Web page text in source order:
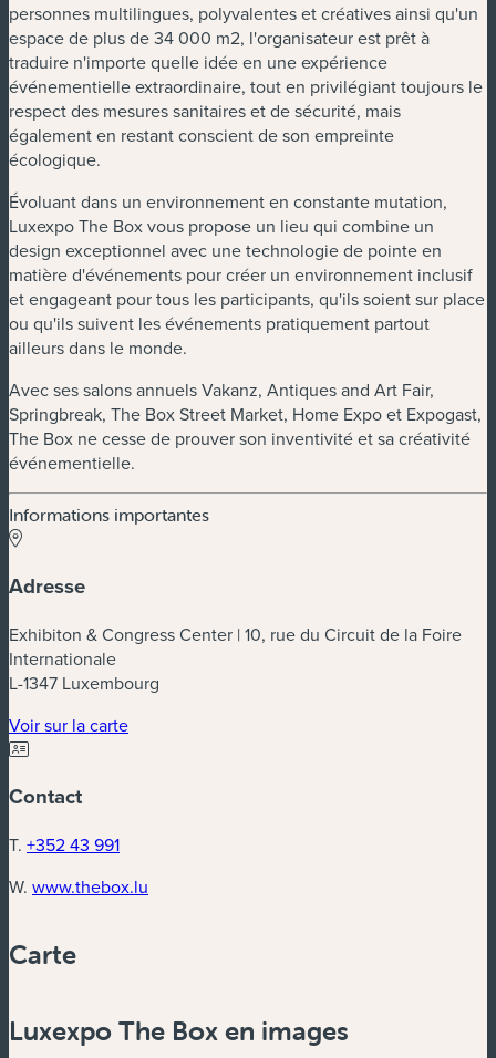
personnes multilingues, polyvalentes et créatives ainsi qu'un
espace de plus de 34 000 m2, l'organisateur est prêt à
traduire n'importe quelle idée en une expérience
événementielle extraordinaire, tout en privilégiant toujours le
respect des mesures sanitaires et de sécurité, mais
également en restant conscient de son empreinte
écologique.
Évoluant dans un environnement en constante mutation,
Luxexpo The Box vous propose un lieu qui combine un
design exceptionnel avec une technologie de pointe en
matière d'événements pour créer un environnement inclusif
et engageant pour tous les participants, qu'ils soient sur place
ou qu'ils suivent les événements pratiquement partout
ailleurs dans le monde.
Avec ses salons annuels Vakanz, Antiques and Art Fair,
Springbreak, The Box Street Market, Home Expo et Expogast,
The Box ne cesse de prouver son inventivité et sa créativité
événementielle.
Informations importantes
Adresse
Exhibiton & Congress Center | 10, rue du Circuit de la Foire
Internationale
L-1347 Luxembourg
Voir sur la carte(nouvelle fenêtre)
Contact
T. +352 43 991
W. www.thebox.lu
Carte
Zoom
Luxexpo The Box en images